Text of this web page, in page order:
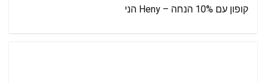
קופון עם 10% הנחה – Heny הני